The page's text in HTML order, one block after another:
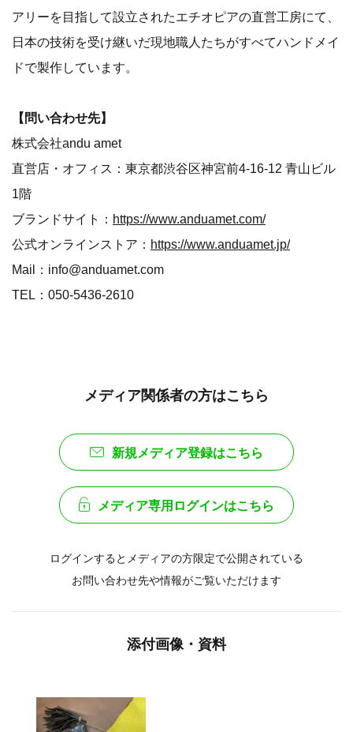
アリーを目指して設立されたエチオピアの直営工房にて、
日本の技術を受け継いだ現地職人たちがすべてハンドメイ
ドで製作しています。
【問い合わせ先】
株式会社andu amet
直営店・オフィス：東京都渋谷区神宮前4-16-12 青山ビル
1階
ブランドサイト： https://www.anduamet.com/
公式オンラインストア： https://www.anduamet.jp/
Mail：info@anduamet.com
TEL：050-5436-2610
メディア関係者の方はこちら
新規メディア登録はこちら
メディア専用ログインはこちら
ログインするとメディアの方限定で公開されている
お問い合わせ先や情報がご覧いただけます
添付画像・資料